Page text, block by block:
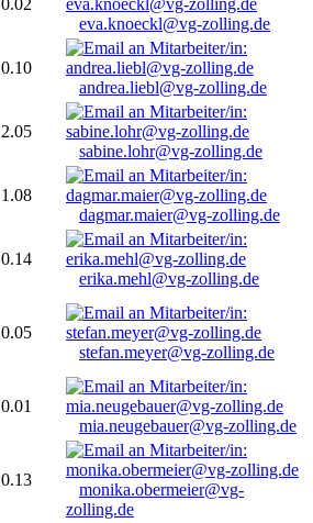
0.02
eva.knoeckl@vg-zolling.de
0.10
andrea.liebl@vg-zolling.de
2.05
sabine.lohr@vg-zolling.de
1.08
dagmar.maier@vg-zolling.de
0.14
erika.mehl@vg-zolling.de
0.05
stefan.meyer@vg-zolling.de
0.01
mia.neugebauer@vg-zolling.de
0.13
monika.obermeier@vg-
zolling.de